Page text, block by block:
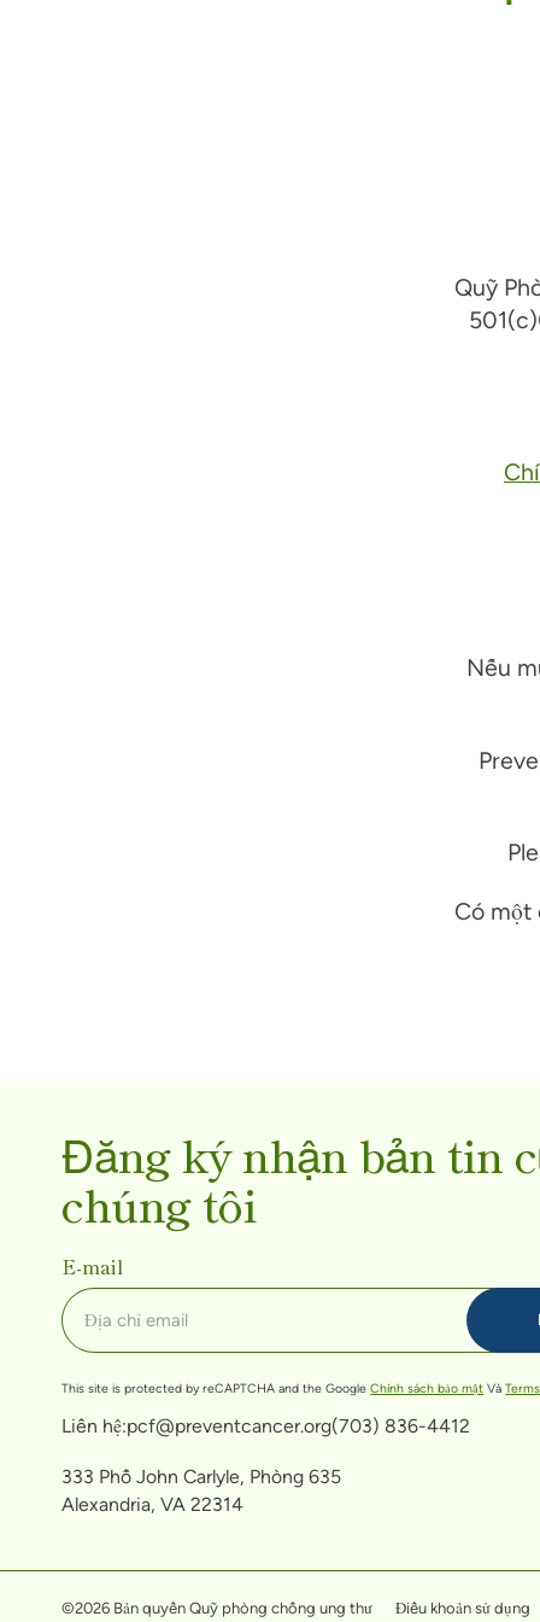
Quỹ
Nếu
Có một
Đăng ký nhận bản tin
chúng tôi
E-mail
This site is protected by reCAPTCHA and the GoogleChính sách bảo mật Và
Liên hệ:pcf@preventcancer.org(703) 836-4412
333 Phố John Carlyle, Phòng 635
Alexandria, VA 22314
©2026 Bản quyền Quỹ phòng chống ung thư Điều khoản sử dụng